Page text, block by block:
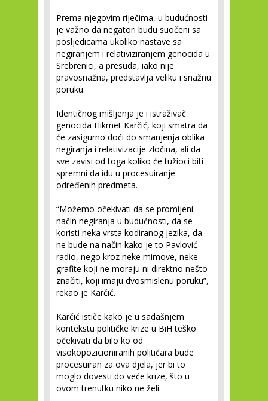
Prema njegovim riječima, u budućnosti
je važno da negatori budu suočeni sa
posljedicama ukoliko nastave sa
negiranjem i relativiziranjem genocida u
Srebrenici, a presuda, iako nije
pravosnažna, predstavlja veliku i snažnu
poruku.
Identičnog mišljenja je i istraživač
genocida Hikmet Karčić, koji smatra da
će zasigurno doći do smanjenja oblika
negiranja i relativizacije zločina, ali da
sve zavisi od toga koliko će tužioci biti
spremni da idu u procesuiranje
određenih predmeta.
“Možemo očekivati da se promijeni
način negiranja u budućnosti, da se
koristi neka vrsta kodiranog jezika, da
ne bude na način kako je to Pavlović
radio, nego kroz neke mimove, neke
grafite koji ne moraju ni direktno nešto
značiti, koji imaju dvosmislenu poruku”,
rekao je Karčić.
Karčić ističe kako je u sadašnjem
kontekstu političke krize u BiH teško
očekivati da bilo ko od
visokopozicioniranih političara bude
procesuiran za ova djela, jer bi to
moglo dovesti do veće krize, što u
ovom trenutku niko ne želi.